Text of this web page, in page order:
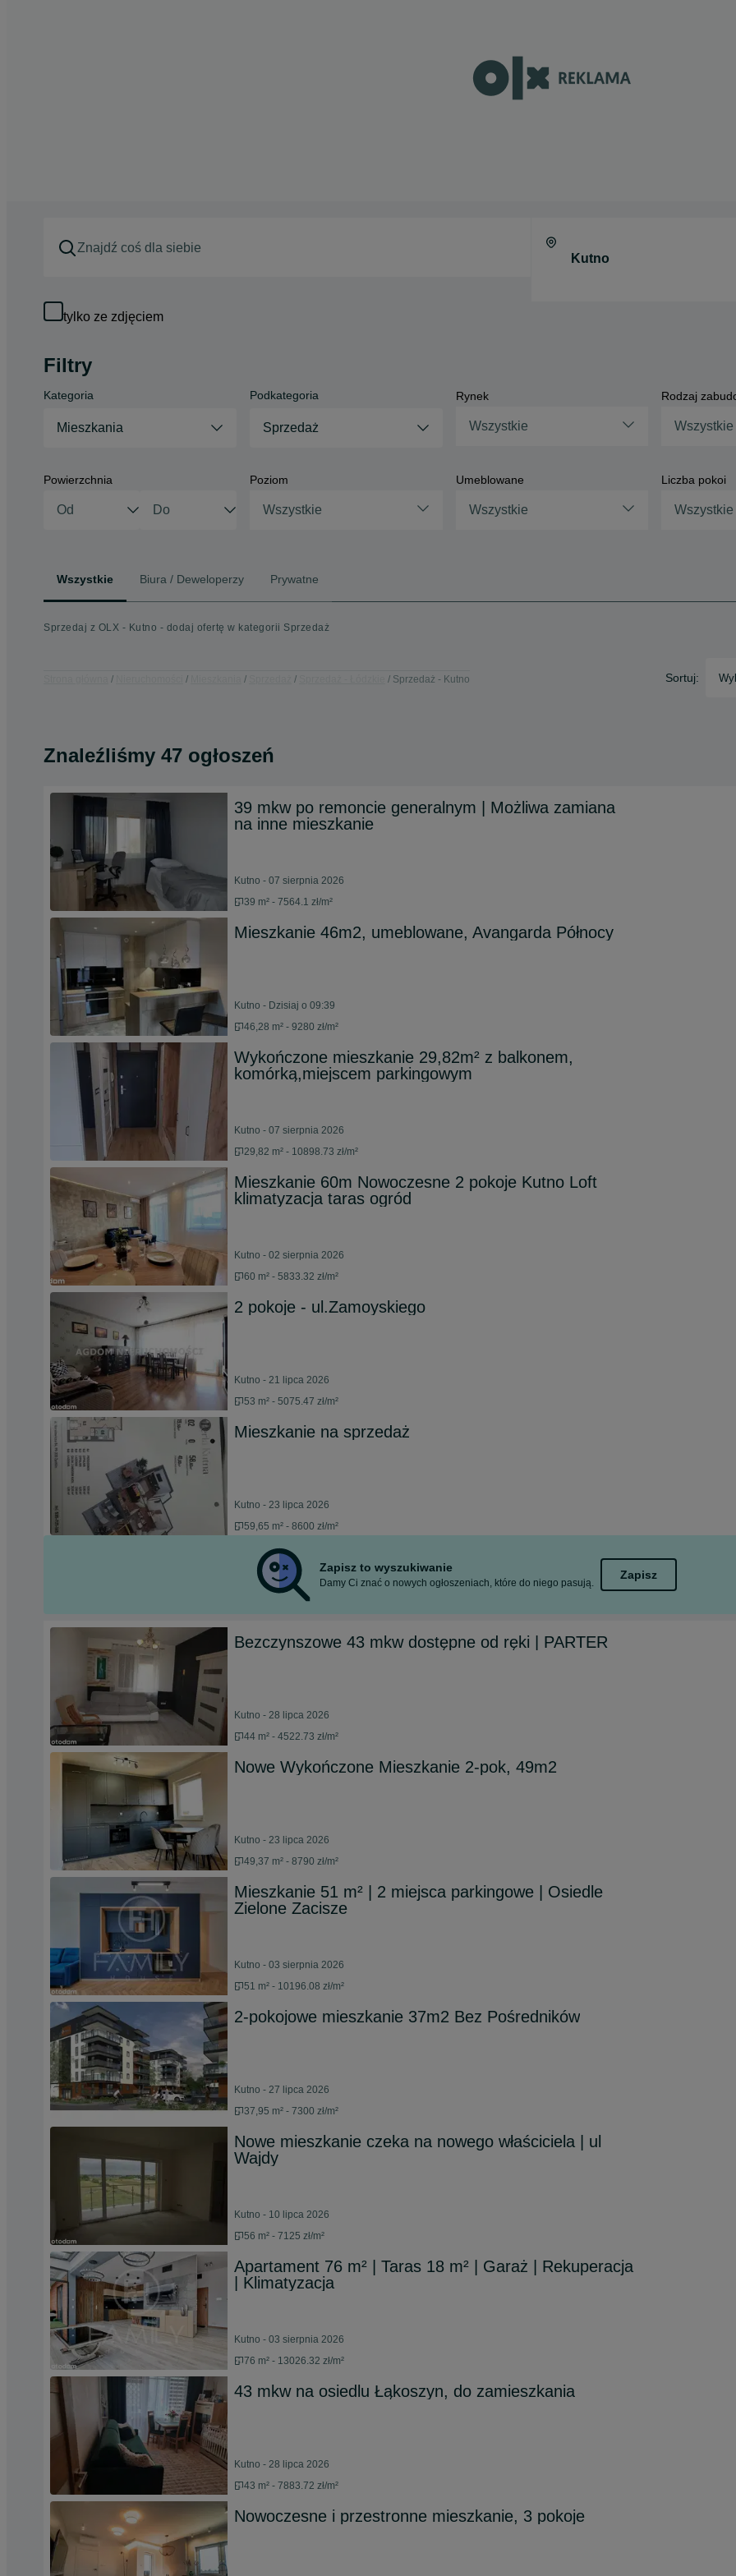
tylko ze zdjęciem
Filtry
Kategoria
Mieszkania
Podkategoria
Sprzedaż
Rynek
Wszystkie
Rodzaj
Wszystkie
Powierzchnia Poziom
Wszystkie
Umeblowane
Wszystkie
Liczba pokoi
Wszystkie
Wszystkie Biura / Deweloperzy Prywatne
Sprzedaj z OLX - Kutno - dodaj ofertę w kategorii Sprzedaż
Sprzedaż - Kutno Sortuj:
Znaleźliśmy 47 ogłoszeń
39 mkw po remoncie generalnym | Możliwa zamiana
na inne mieszkanie
Kutno - 07 sierpnia 2026
39 m² - 7564.1 zł/m²
Mieszkanie 46m2, umeblowane, Avangarda Północy
Kutno - Dzisiaj o 09:39
46,28 m² - 9280 zł/m²
Wykończone mieszkanie 29,82m² z balkonem,
komórką,miejscem parkingowym
Kutno - 07 sierpnia 2026
29,82 m² - 10898.73 zł/m²
Mieszkanie 60m Nowoczesne 2 pokoje Kutno Loft
klimatyzacja taras ogród
Kutno - 02 sierpnia 2026
60 m² - 5833.32 zł/m²
2 pokoje - ul.Zamoyskiego
Kutno - 21 lipca 2026
53 m² - 5075.47 zł/m²
Mieszkanie na sprzedaż
Kutno - 23 lipca 2026
59,65 m² - 8600 zł/m²
Zapisz to wyszukiwanie
Damy Ci znać o nowych ogłoszeniach, które do niego pasują.
Zapisz
Bezczynszowe 43 mkw dostępne od ręki | PARTER
Kutno - 28 lipca 2026
44 m² - 4522.73 zł/m²
Nowe Wykończone Mieszkanie 2-pok, 49m2
Kutno - 23 lipca 2026
49,37 m² - 8790 zł/m²
Mieszkanie 51 m² | 2 miejsca parkingowe | Osiedle
Zielone Zacisze
Kutno - 03 sierpnia 2026
51 m² - 10196.08 zł/m²
2-pokojowe mieszkanie 37m2 Bez Pośredników
Kutno - 27 lipca 2026
37,95 m² - 7300 zł/m²
Nowe mieszkanie czeka na nowego właściciela | ul
Wajdy
Kutno - 10 lipca 2026
56 m² - 7125 zł/m²
Apartament 76 m² | Taras 18 m² | Garaż | Rekuperacja
| Klimatyzacja
Kutno - 03 sierpnia 2026
76 m² - 13026.32 zł/m²
43 mkw na osiedlu Łąkoszyn, do zamieszkania
Kutno - 28 lipca 2026
43 m² - 7883.72 zł/m²
Nowoczesne i przestronne mieszkanie, 3 pokoje